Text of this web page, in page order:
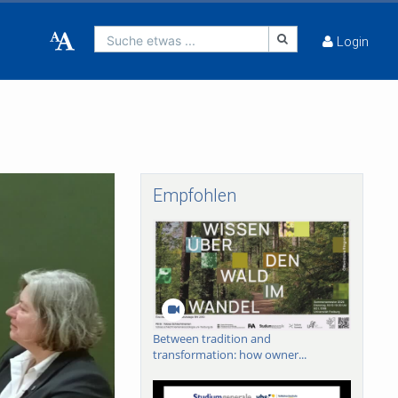
Suche etwas ... Login
Empfohlen
Between tradition and
transformation: how owner...